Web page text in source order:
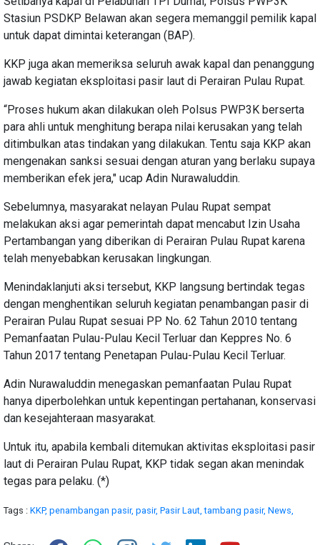
Stasiun PSDKP Belawan akan segera memanggil pemilik kapal
untuk dapat dimintai keterangan (BAP).
KKP juga akan memeriksa seluruh awak kapal dan penanggung
jawab kegiatan eksploitasi pasir laut di Perairan Pulau Rupat.
“Proses hukum akan dilakukan oleh Polsus PWP3K berserta
para ahli untuk menghitung berapa nilai kerusakan yang telah
ditimbulkan atas tindakan yang dilakukan. Tentu saja KKP akan
mengenakan sanksi sesuai dengan aturan yang berlaku supaya
memberikan efek jera," ucap Adin Nurawaluddin.
Sebelumnya, masyarakat nelayan Pulau Rupat sempat
melakukan aksi agar pemerintah dapat mencabut Izin Usaha
Pertambangan yang diberikan di Perairan Pulau Rupat karena
telah menyebabkan kerusakan lingkungan.
Menindaklanjuti aksi tersebut, KKP langsung bertindak tegas
dengan menghentikan seluruh kegiatan penambangan pasir di
Perairan Pulau Rupat sesuai PP No. 62 Tahun 2010 tentang
Pemanfaatan Pulau-Pulau Kecil Terluar dan Keppres No. 6
Tahun 2017 tentang Penetapan Pulau-Pulau Kecil Terluar.
Adin Nurawaluddin menegaskan pemanfaatan Pulau Rupat
hanya diperbolehkan untuk kepentingan pertahanan, konservasi
dan kesejahteraan masyarakat.
Untuk itu, apabila kembali ditemukan aktivitas eksploitasi pasir
laut di Perairan Pulau Rupat, KKP tidak segan akan menindak
tegas para pelaku. (*)
Tags : KKP, penambangan pasir, pasir, Pasir Laut,tambang pasir, News,